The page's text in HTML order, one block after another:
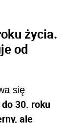
życia.
od
się
30. roku
ale